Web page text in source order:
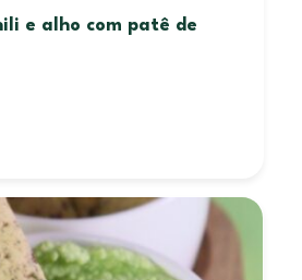
e alho com patê de